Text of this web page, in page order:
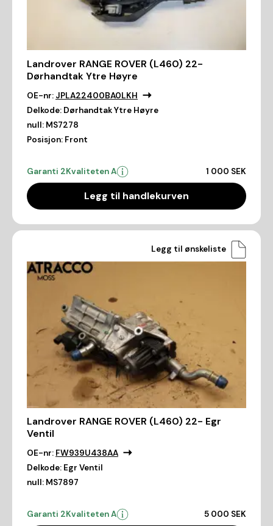
Landrover RANGE ROVER (L460) 22-
Dørhandtak Ytre Høyre
OE-nr: JPLA22400BA0LKH
Delkode: Dørhandtak Ytre Høyre
null: MS7278
Posisjon: Front
Garanti 2Kvaliteten A 1 000 SEK
Legg til handlekurven
Legg til ønskeliste
Landrover RANGE ROVER (L460) 22- Egr
Ventil
OE-nr: FW939U438AA
Delkode: Egr Ventil
null: MS7897
Garanti 2Kvaliteten A 5 000 SEK